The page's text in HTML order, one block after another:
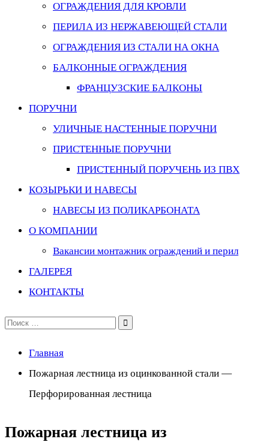
ОГРАЖДЕНИЯ ДЛЯ КРОВЛИ
ПЕРИЛА ИЗ НЕРЖАВЕЮЩЕЙ СТАЛИ
ОГРАЖДЕНИЯ ИЗ СТАЛИ НА ОКНА
БАЛКОННЫЕ ОГРАЖДЕНИЯ
ФРАНЦУЗСКИЕ БАЛКОНЫ
ПОРУЧНИ
УЛИЧНЫЕ НАСТЕННЫЕ ПОРУЧНИ
ПРИСТЕННЫЕ ПОРУЧНИ
ПРИСТЕННЫЙ ПОРУЧЕНЬ ИЗ ПВХ
КОЗЫРЬКИ И НАВЕСЫ
НАВЕСЫ ИЗ ПОЛИКАРБОНАТА
О КОМПАНИИ
Вакансии монтажник ограждений и перил
ГАЛЕРЕЯ
КОНТАКТЫ
Поиск
Главная
Пожарная лестница из оцинкованной стали —
Перфорированная лестница
Пожарная лестница из